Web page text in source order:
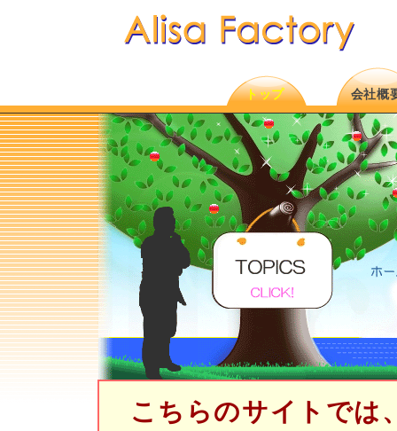
トップ 会社概
こちらのサイトでは